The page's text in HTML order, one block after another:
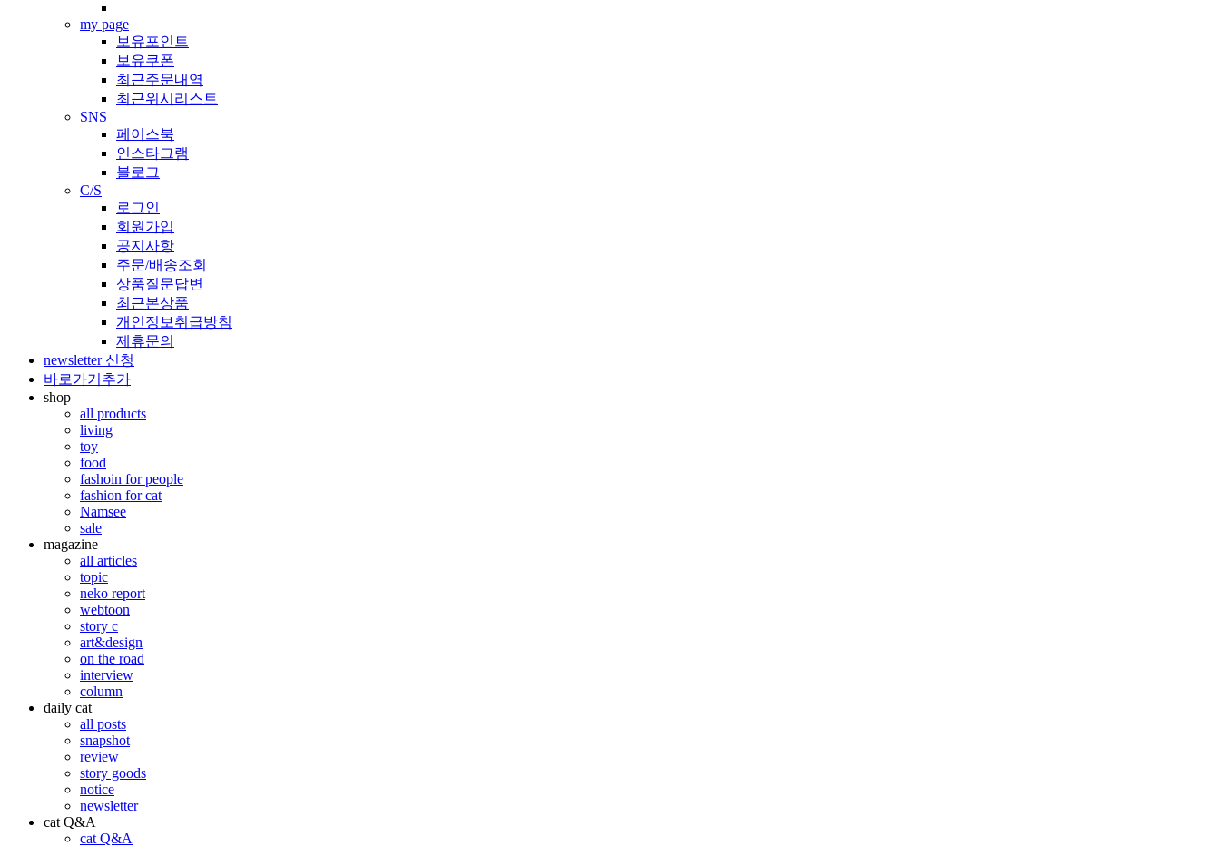
my page
보유포인트
보유쿠폰
최근주문내역
최근위시리스트
SNS
페이스북
인스타그램
블로그
C/S
로그인
회원가입
공지사항
주문/배송조회
상품질문답변
최근본상품
개인정보취급방침
제휴문의
newsletter 신청
바로가기추가
shop
all products
living
toy
food
fashoin for people
fashion for cat
Namsee
sale
magazine
all articles
topic
neko report
webtoon
story c
art&design
on the road
interview
column
daily cat
all posts
snapshot
review
story goods
notice
newsletter
cat Q&A
cat Q&A